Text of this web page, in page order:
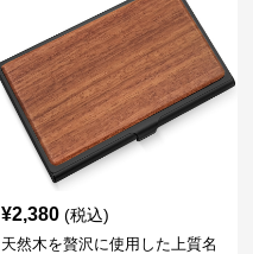
¥2,380 (税込)
天然木を贅沢に使用した上質名